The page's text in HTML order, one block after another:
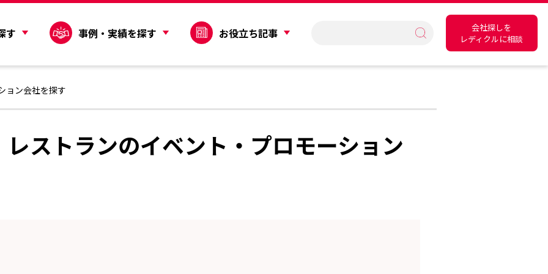
す 事例・実績を探す お役立ち記事
会社探しを
レディクルに相談
ョン会社を探す
ストランのイベント・プロモーション